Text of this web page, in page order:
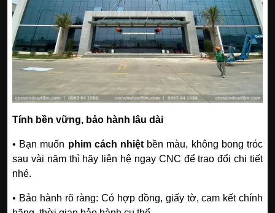
Tính bền vững, bảo hành lâu dài
• Bạn muốn phim cách nhiệt bền màu, không bong tróc
sau vài năm thì hãy liên hệ ngay CNC để trao đổi chi tiết
nhé.
• Bảo hành rõ ràng: Có hợp đồng, giấy tờ, cam kết chính